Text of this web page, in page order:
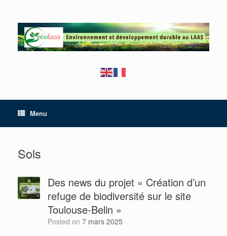
content
Menu
Sols
Des news du projet « Création d’un
refuge de biodiversité sur le site
Toulouse-Belin »
Posted on 7 mars 2025